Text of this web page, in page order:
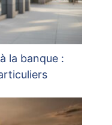
la banque :